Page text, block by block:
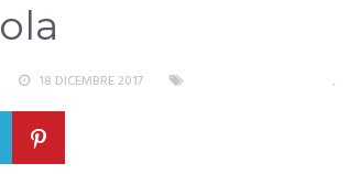
18 DICEMBRE 2017 ,